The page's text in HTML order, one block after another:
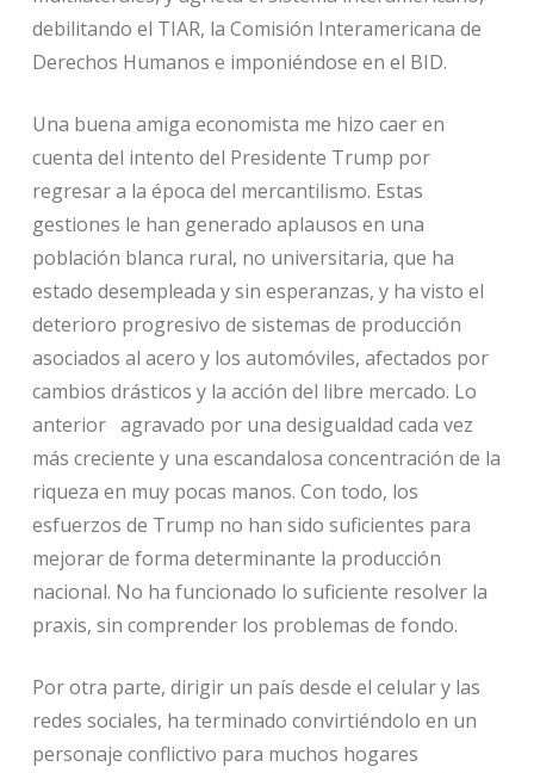
debilitando el TIAR, la Comisión Interamericana de
Derechos Humanos e imponiéndose en el BID.
Una buena amiga economista me hizo caer en
cuenta del intento del Presidente Trump por
regresar a la época del mercantilismo. Estas
gestiones le han generado aplausos en una
población blanca rural, no universitaria, que ha
estado desempleada y sin esperanzas, y ha visto el
deterioro progresivo de sistemas de producción
asociados al acero y los automóviles, afectados por
cambios drásticos y la acción del libre mercado. Lo
anterior agravado por una desigualdad cada vez
más creciente y una escandalosa concentración de la
riqueza en muy pocas manos. Con todo, los
esfuerzos de Trump no han sido suficientes para
mejorar de forma determinante la producción
nacional. No ha funcionado lo suficiente resolver la
praxis, sin comprender los problemas de fondo.
Por otra parte, dirigir un país desde el celular y las
redes sociales, ha terminado convirtiéndolo en un
personaje conflictivo para muchos hogares